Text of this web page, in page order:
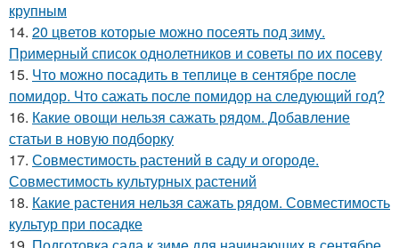
крупным
14. 20 цветов которые можно посеять под зиму.
Примерный список однолетников и советы по их посеву
15. Что можно посадить в теплице в сентябре после
помидор. Что сажать после помидор на следующий год?
16. Какие овощи нельзя сажать рядом. Добавление
статьи в новую подборку
17. Совместимость растений в саду и огороде.
Совместимость культурных растений
18. Какие растения нельзя сажать рядом. Совместимость
культур при посадке